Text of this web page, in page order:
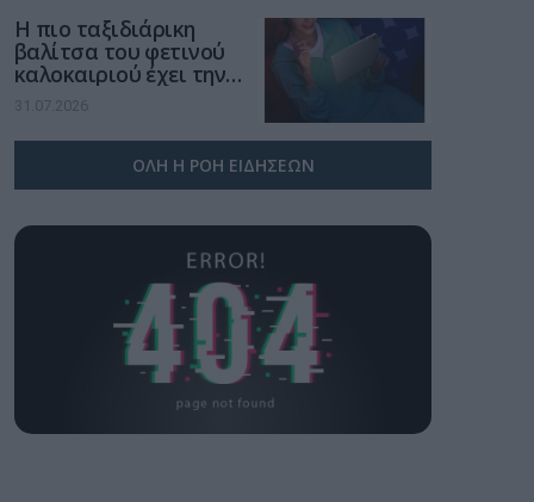
Η πιο ταξιδιάρικη
βαλίτσα του φετινού
καλοκαιριού έχει την
υπογραφή της Xiaomi
31.07.2026
ΟΛΗ Η ΡΟΗ ΕΙΔΗΣΕΩΝ